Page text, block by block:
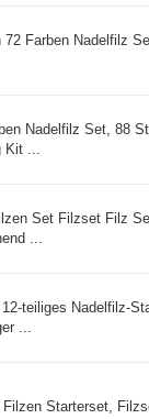
72 Farben Nadelfilz
Nadelfilz Set, 88
Kit ...
Set Filzset Filz
...
12-teiliges Nadelfilz-
...
Filzen Starterset,